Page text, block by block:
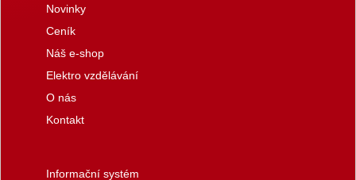
Novinky
Ceník
Náš e-shop
Elektro vzdělávání
O nás
Kontakt
Informační systém